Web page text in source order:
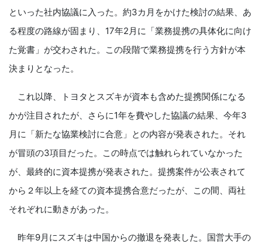
といった社内協議に入った。約3カ月をかけた検討の結果、あ
る程度の路線が固まり、17年2月に「業務提携の具体化に向け
た覚書」が交わされた。この段階で業務提携を行う方針が本
決まりとなった。
これ以降、トヨタとスズキが資本も含めた提携関係になる
かが注目されたが、さらに1年を費やした協議の結果、今年3
月に「新たな協業検討に合意」との内容が発表された。それ
が冒頭の3項目だった。この時点では触れられていなかった
が、最終的に資本提携が発表された。提携案件が公表されて
から２年以上を経ての資本提携合意だったが、この間、両社
それぞれに動きがあった。
昨年9月にスズキは中国からの撤退を発表した。国営大手の